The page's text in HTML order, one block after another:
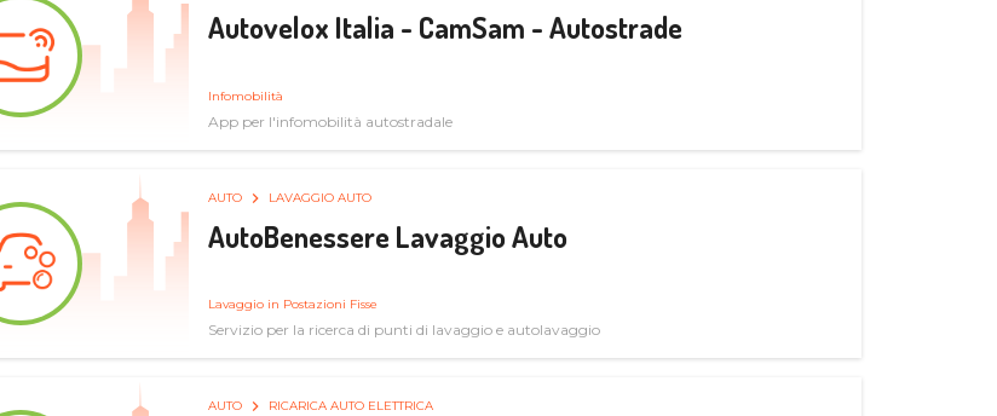
Autovelox Italia - CamSam - Autostrade
Infomobilità
App per l'infomobilità autostradale
AUTO LAVAGGIO AUTO
AutoBenessere Lavaggio Auto
Lavaggio in Postazioni Fisse
Servizio per la ricerca di punti di lavaggio e autolavaggio
AUTO RICARICA AUTO ELETTRICA